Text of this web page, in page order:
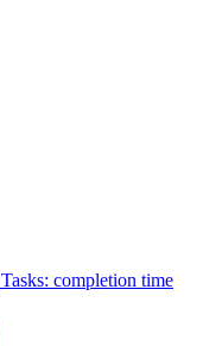
Tasks: completion time